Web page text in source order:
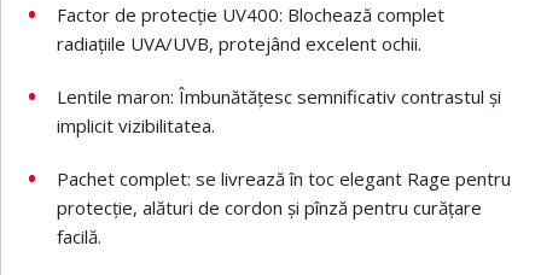
Factor de protecție UV400: Blochează complet
radiațiile UVA/UVB, protejând excelent ochii.
Lentile maron: Îmbunătățesc semnificativ contrastul și
implicit vizibilitatea.
Pachet complet: se livrează în toc elegant Rage pentru
protecție, alături de cordon și pînză pentru curățare
facilă.